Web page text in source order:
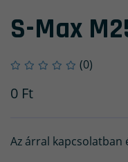
S-Max
(0)
0 Ft
Az árral